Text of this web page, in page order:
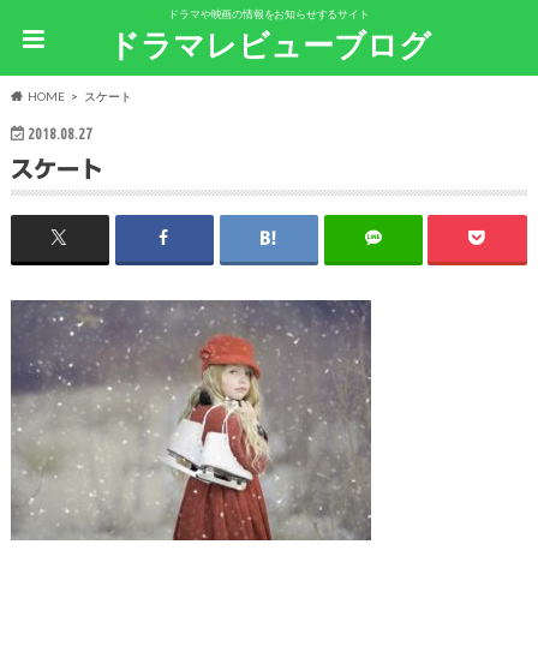
ドラマや映画の情報をお知らせするサイト
ドラマレビューブログ
HOME スケート
2018.08.27
スケート